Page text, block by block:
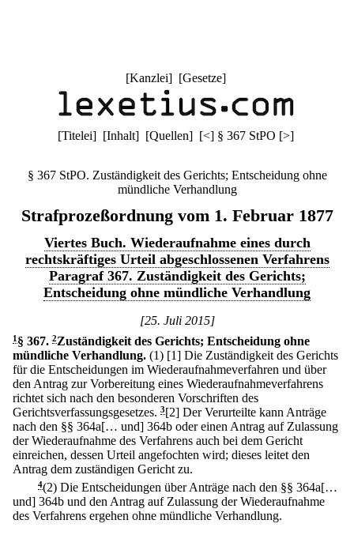
[Kanzlei] [Gesetze]
[Titelei] [Inhalt] [Quellen] [<] § 367 StPO [>]
§ 367 StPO. Zuständigkeit des Gerichts; Entscheidung ohne
mündliche Verhandlung
Strafprozeßordnung vom 1. Februar 1877
Viertes Buch. Wiederaufnahme eines durch
rechtskräftiges Urteil abgeschlossenen Verfahrens
Paragraf 367. Zuständigkeit des Gerichts;
Entscheidung ohne mündliche Verhandlung
[25. Juli 2015]
1 § 367. 2Zuständigkeit des Gerichts; Entscheidung ohne
mündliche Verhandlung. (1) [1] Die Zuständigkeit des Gerichts
für die Entscheidungen im Wiederaufnahmeverfahren und über
den Antrag zur Vorbereitung eines Wiederaufnahmeverfahrens
richtet sich nach den besonderen Vorschriften des
Gerichtsverfassungsgesetzes. 3[2] Der Verurteilte kann Anträge
nach den §§ 364a[… und] 364b oder einen Antrag auf Zulassung
der Wiederaufnahme des Verfahrens auch bei dem Gericht
einreichen, dessen Urteil angefochten wird; dieses leitet den
Antrag dem zuständigen Gericht zu.
4(2) Die Entscheidungen über Anträge nach den §§ 364a[…
und] 364b und den Antrag auf Zulassung der Wiederaufnahme
des Verfahrens ergehen ohne mündliche Verhandlung.